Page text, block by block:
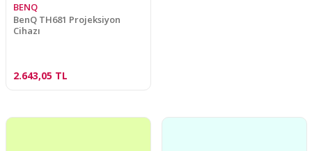
BENQ
BenQ TH681 Projeksiyon
Cihazı
2.643,05 TL